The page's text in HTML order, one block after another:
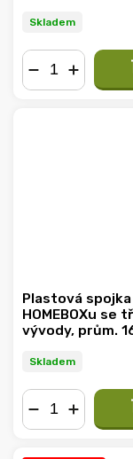
Skladem
Plastová
HOMEBOXu se
vývody, prům.
Skladem